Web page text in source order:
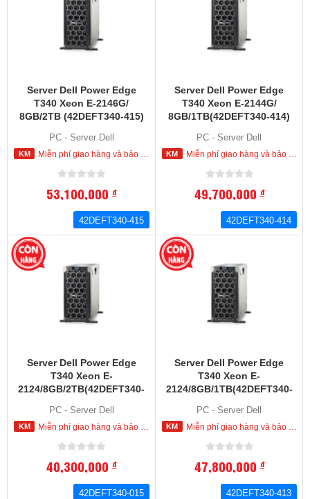
Server Dell Power Edge
T340 Xeon E-2146G/
8GB/2TB (42DEFT340-415)
PC - Server Dell
Miễn phí giao hàng và bảo hành tận nơi trong nội thành HCM
53,100,000đ
42DEFT340-415
Server Dell Power Edge
T340 Xeon E-2144G/
8GB/1TB(42DEFT340-414)
PC - Server Dell
Miễn phí giao hàng và bảo hành tận nơi trong nội thành HCM
49,700,000đ
42DEFT340-414
Server Dell Power Edge
T340 Xeon E-
2124/8GB/2TB(42DEFT340-
PC - Server Dell
Miễn phí giao hàng và bảo hành tận nơi trong nội thành HCM
40,300,000đ
42DEFT340-015
Server Dell Power Edge
T340 Xeon E-
2124/8GB/1TB(42DEFT340-
PC - Server Dell
Miễn phí giao hàng và bảo hành tận nơi trong nội thành HCM
47,800,000đ
42DEFT340-413